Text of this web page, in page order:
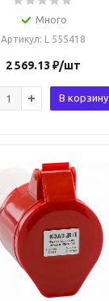
Много
Артикул: L 555418
2 569.13 ₽/шт
В корзину